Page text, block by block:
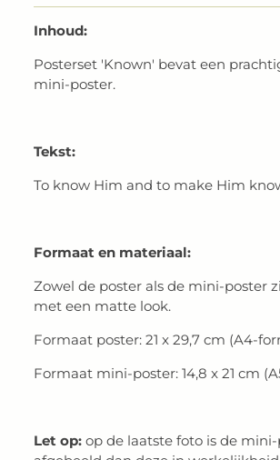
Inhoud:
Posterset 'Known' bevat een
mini-poster.
Tekst:
To know Him and to make Him
Formaat en materiaal:
Zowel de poster als de mini-poster
met een matte look.
Formaat poster: 21 x 29,7 cm (A4-
Formaat mini-poster: 14,8 x 21 cm
Let op: op de laatste foto is de